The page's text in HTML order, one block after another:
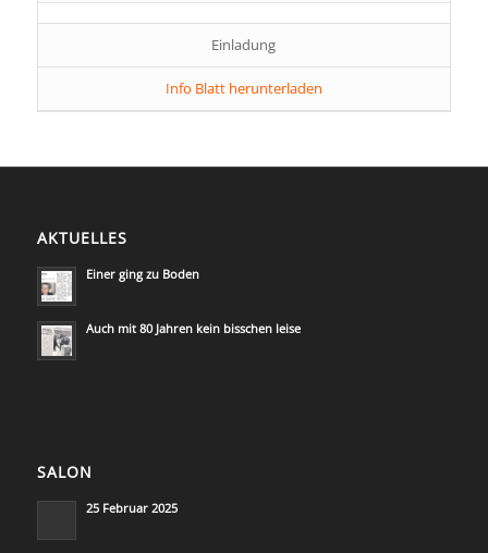
Einladung
Info Blatt herunterladen
AKTUELLES
Einer ging zu Boden
Auch mit 80 Jahren kein bisschen leise
SALON
25 Februar 2025